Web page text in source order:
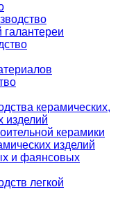
галантереи
керамических,
керамики
изделий
и фаянсовых
легкой